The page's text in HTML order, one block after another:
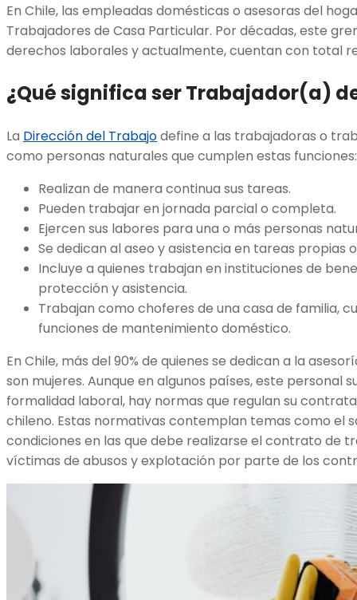
En Chile, las empleadas domésticas o asesoras del
Trabajadores de Casa Particular. Por décadas, este
derechos laborales y actualmente, cuentan con total
¿Qué significa ser Trabajador(a)
La Dirección del Trabajodefine a las trabajadoras o
como personas naturales que cumplen estas funciones:
Realizan de manera continua sus tareas.
Pueden trabajar en jornada parcial o completa.
Ejercen sus labores para una o más personas
Se dedican al aseo y asistencia en tareas propias
Incluye a quienes trabajan en instituciones de
protección y asistencia.
Trabajan como choferes de una casa de familia,
funciones de mantenimiento doméstico.
En Chile, más del 90% de quienes se dedican a la
son mujeres. Aunque en algunos países, este personal
formalidad laboral, hay normas que regulan su
chileno. Estas normativas contemplan temas como el
condiciones en las que debe realizarse el contrato de
víctimas de abusos y explotación por parte de los